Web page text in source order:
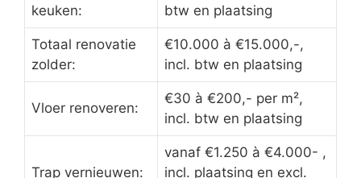
keuken:
btw en plaatsing
Totaal renovatie
zolder:
€10.000 à €15.000,-,
incl. btw en plaatsing
Vloer renoveren:
€30 à €200,- per m²,
incl. btw en plaatsing
Trap vernieuwen:
vanaf €1.250 à €4.000- ,
incl. plaatsing en excl.